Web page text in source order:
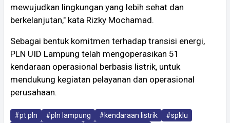
mewujudkan lingkungan yang lebih sehat dan
berkelanjutan," kata Rizky Mochamad.
Sebagai bentuk komitmen terhadap transisi energi,
PLN UID Lampung telah mengoperasikan 51
kendaraan operasional berbasis listrik, untuk
mendukung kegiatan pelayanan dan operasional
perusahaan.
#pt pln #pln lampung #kendaraan listrik
#spklu